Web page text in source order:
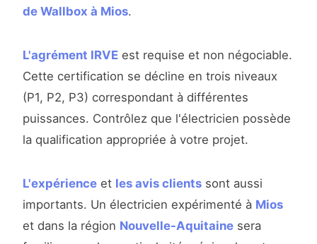
de Wallbox à Mios.
L'agrément IRVE est requise et non négociable.
Cette certification se décline en trois niveaux
(P1, P2, P3) correspondant à différentes
puissances. Contrôlez que l'électricien possède
la qualification appropriée à votre projet.
L'expérience et les avis clients sont aussi
importants. Un électricien expérimenté à Mios
et dans la région Nouvelle-Aquitaine sera